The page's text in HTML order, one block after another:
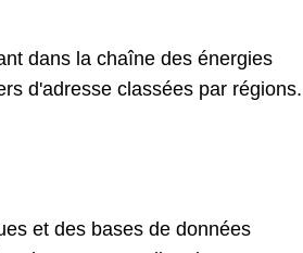
dans la chaîne des énergies
d'adresse classées par régions.
et des bases de données